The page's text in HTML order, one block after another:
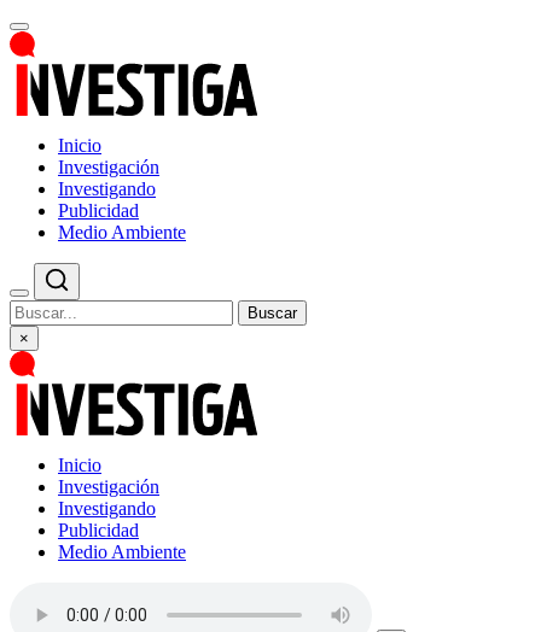
Inicio
Investigación
Investigando
Publicidad
Medio Ambiente
Buscar
×
Inicio
Investigación
Investigando
Publicidad
Medio Ambiente